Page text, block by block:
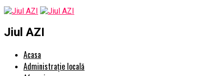
Jiul AZI
Acasa
Administrație locală